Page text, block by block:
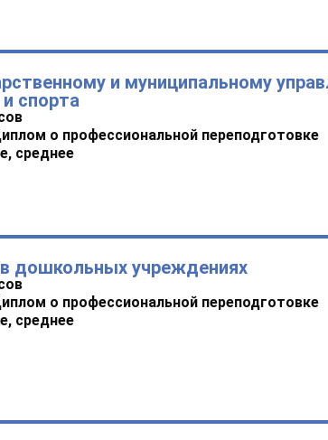
и муниципальному
спорта
о профессиональной переподготовке
среднее
дошкольных учреждениях
о профессиональной переподготовке
среднее